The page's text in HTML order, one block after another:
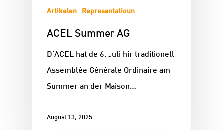
Artikelen Representatioun
ACEL Summer AG
D’ACEL hat de 6. Juli hir traditionell
Assemblée Générale Ordinaire am
Summer an der Maison…
August 13, 2025